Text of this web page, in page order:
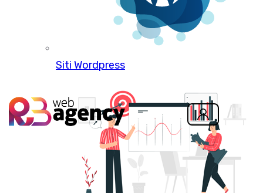
Siti Wordpress